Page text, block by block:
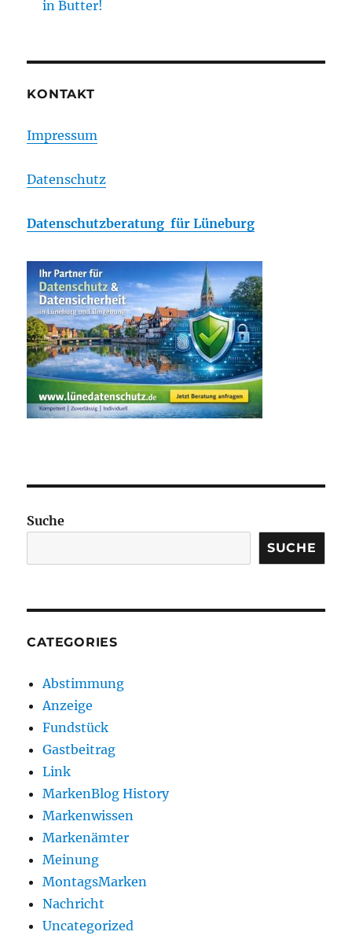
in Butter!
KONTAKT
Impressum
Datenschutz
Datenschutzberatung für Lüneburg
Suche
SUCHE
CATEGORIES
Abstimmung
Anzeige
Fundstück
Gastbeitrag
Link
MarkenBlog History
Markenwissen
Markenämter
Meinung
MontagsMarken
Nachricht
Uncategorized